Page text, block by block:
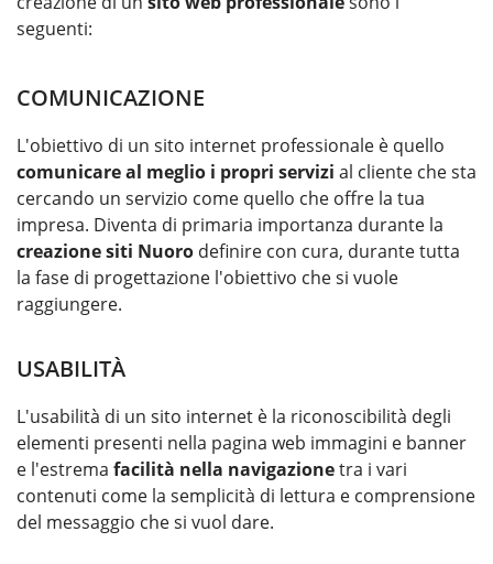
seguenti:
COMUNICAZIONE
L'obiettivo di un sito internet professionale è quello
comunicare al meglio i propri servizi al cliente che sta
cercando un servizio come quello che offre la tua
impresa. Diventa di primaria importanza durante la
creazione siti Nuoro definire con cura, durante tutta
la fase di progettazione l'obiettivo che si vuole
raggiungere.
USABILITÀ
L'usabilità di un sito internet è la riconoscibilità degli
elementi presenti nella pagina web immagini e banner
e l'estrema facilità nella navigazionetra i vari
contenuti come la semplicità di lettura e comprensione
del messaggio che si vuol dare.